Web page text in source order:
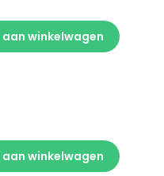
winkelwagen
winkelwagen